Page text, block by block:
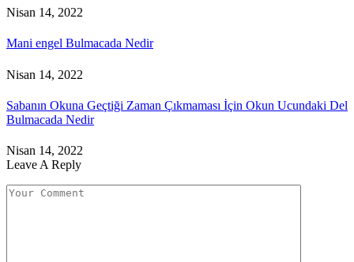
Nisan 14, 2022
Mani engel Bulmacada Nedir
Nisan 14, 2022
Sabanın Okuna Geçtiği Zaman Çıkmaması İçin Okun Ucundaki Del
Bulmacada Nedir
Nisan 14, 2022
Leave A Reply